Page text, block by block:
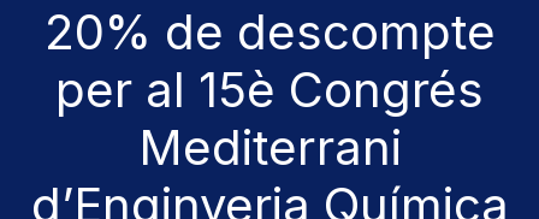
20% de descompte
per al 15è Congrés
Mediterrani
d’Enginyeria Química